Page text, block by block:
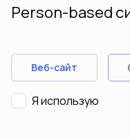
Person-based
Веб-сайт
Я использую